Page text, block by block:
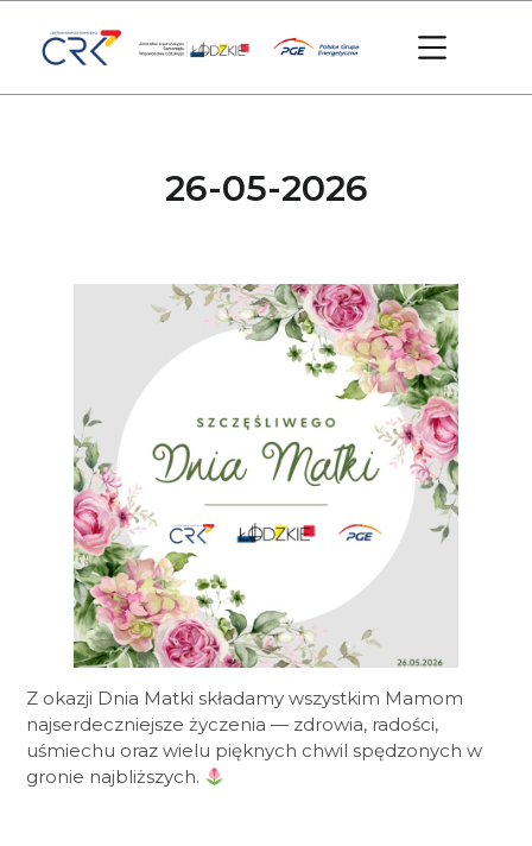
26-05-2026
Z okazji Dnia Matki składamy wszystkim Mamom
najserdeczniejsze życzenia — zdrowia, radości,
uśmiechu oraz wielu pięknych chwil spędzonych w
gronie najbliższych.